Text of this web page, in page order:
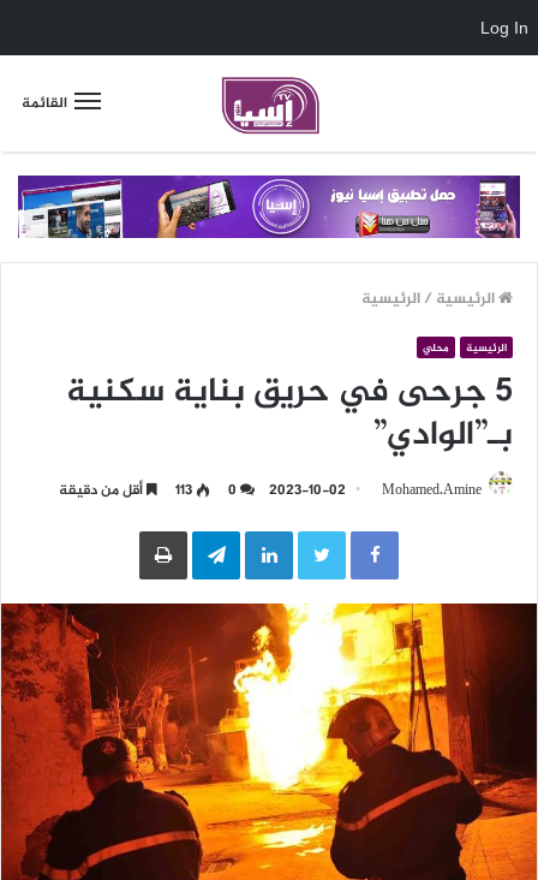
القائمة
الرئيسية /الرئيسية
الرئيسية محلي
5 جرحى في حريق بناية سكنية
بـ”الوادي”
Mohamed.Amine
2023-10-02
113 أقل من دقيقة
LinkedIn
Telegramطباعة
Log In